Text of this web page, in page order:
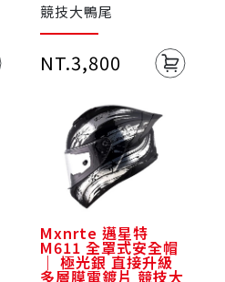
競技大鴨尾
NT.3,800
Mxnrte 邁星特
M611 全罩式安全帽
｜ 極光銀 直接升級
多層膜電鍍片 競技大